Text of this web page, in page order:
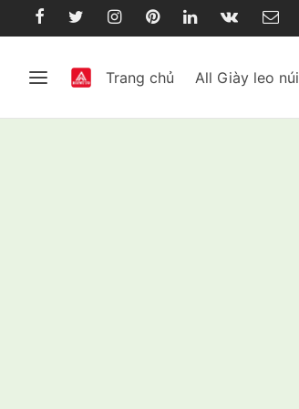
Trang chủ All Giày leo núi